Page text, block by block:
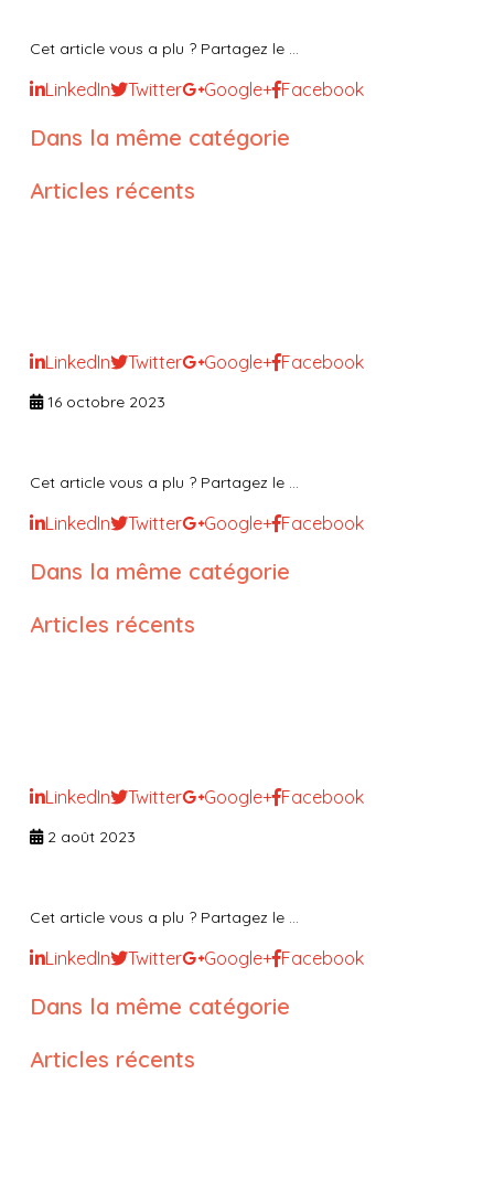
Cet article vous a plu ? Partagez le ...
LinkedIn Twitter Google+ Facebook
Dans la même catégorie
Articles récents
LinkedIn Twitter Google+ Facebook
16 octobre 2023
Cet article vous a plu ? Partagez le ...
LinkedIn Twitter Google+ Facebook
Dans la même catégorie
Articles récents
LinkedIn Twitter Google+ Facebook
2 août 2023
Cet article vous a plu ? Partagez le ...
LinkedIn Twitter Google+ Facebook
Dans la même catégorie
Articles récents